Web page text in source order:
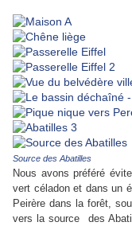
Source des Abatilles
Nous avons préféré
vert céladon et dans un
Peirère dans la forêt,
vers la source des